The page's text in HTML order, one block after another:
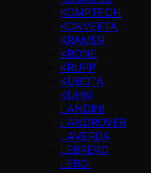
KOMPTECH
KONVEKTA
KRAMER
KRONE
KRUPP
KUBOTA
KUHN
LANDINI
LANDROVER
LAVERDA
LEBRERO
LEROI